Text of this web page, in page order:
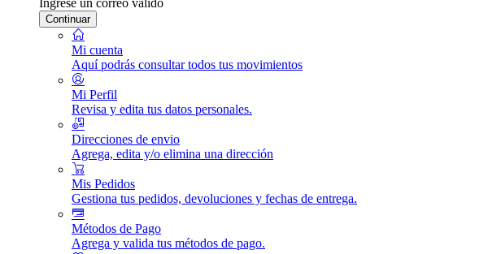
Continuar
Mi cuenta
Aquí podrás consultar todos tus movimientos
Mi Perfil
Revisa y edita tus datos personales.
Direcciones de envio
Agrega, edita y/o elimina una dirección
Mis Pedidos
Gestiona tus pedidos, devoluciones y fechas de entrega.
Métodos de Pago
Agrega y valida tus métodos de pago.